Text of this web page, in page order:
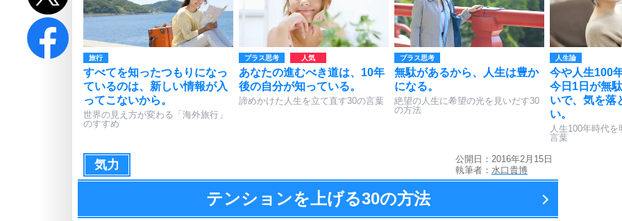
旅行
すべてを知ったつもりになっ
ているのは、新しい情報が入
ってこないから。
世界の見え方が変わる「海外旅行」
のすすめ
プラス思考
あなたの進むべき道は、10年
後の自分が知っている。
諦めかけた人生を立て直す30の言葉
プラス思考
無駄があるから、人生は豊か
になる。
絶望の人生に希望の光を見いだす30
の方法
人生論
今や人生100
今日1日が無
いで、気を落
い。
人生100年時代
言葉
気力
公開日：2016年2月15日
執筆者： 水口貴博
テンションを上げる30の方法